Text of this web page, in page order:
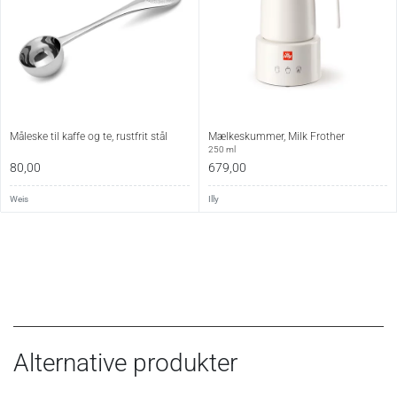
Farve
Aluminium/stål med sorte detaljer
Producent
Forever
Måleske til kaffe og te, rustfrit stål
80,00
Weis
Mælkeskummer, Milk Frother
250 ml
679,00
Illy
Alternative produkter